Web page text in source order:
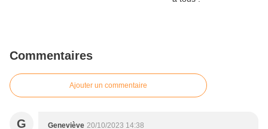
Commentaires
Ajouter un commentaire
G Geneviève 20/10/2023 14:38